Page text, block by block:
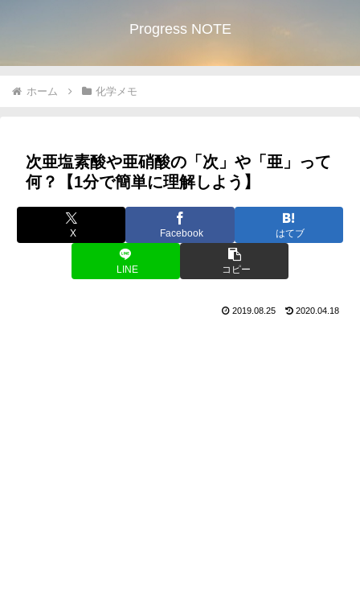
Progress NOTE
ホーム 化学メモ
次亜塩素酸や亜硝酸の「次」や「亜」って
何？【1分で簡単に理解しよう】
X Facebook はてブ
LINE コピー
2019.08.25 2020.04.18